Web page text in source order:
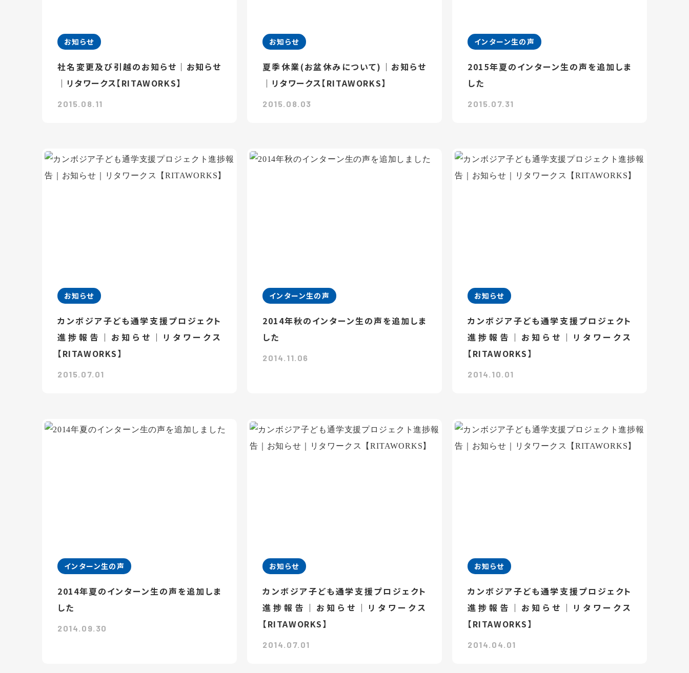
お知らせ
社名変更及び引越のお知らせ｜お知らせ
｜リタワークス【RITAWORKS】
2015.08.11
お知らせ
夏季休業(お盆休みについて)｜お知らせ
｜リタワークス【RITAWORKS】
2015.08.03
インターン生の声
2015年夏のインターン生の声を追加しま
した
2015.07.31
お知らせ
カンボジア子ども通学支援プロジェクト
進捗報告｜お知らせ｜リタワークス
【RITAWORKS】
2015.07.01
インターン生の声
2014年秋のインターン生の声を追加しま
した
2014.11.06
お知らせ
カンボジア子ども通学支援プロジェクト
進捗報告｜お知らせ｜リタワークス
【RITAWORKS】
2014.10.01
インターン生の声
2014年夏のインターン生の声を追加しま
した
2014.09.30
お知らせ
カンボジア子ども通学支援プロジェクト
進捗報告｜お知らせ｜リタワークス
【RITAWORKS】
2014.07.01
お知らせ
カンボジア子ども通学支援プロジェクト
進捗報告｜お知らせ｜リタワークス
【RITAWORKS】
2014.04.01